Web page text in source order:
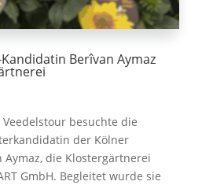
Berîvan Aymaz
besuchte die
der Kölner
Aymaz, die Klostergärtnerei
GmbH. Begleitet wurde sie